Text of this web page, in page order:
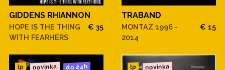
GIDDENS RHIANNON
HOPE IS THE THING
WITH FEARHERS
€ 35
TRABAND
MONTAZ 1996 -
2014
€ 15
lp novinka do 24h lp novinka